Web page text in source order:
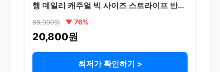
행 데일리 캐주얼 빅 사이즈 스트라이프 반팔
88,000원 ▼ 76%
20,800원
최저가 확인하기 >